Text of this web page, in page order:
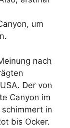
um
nach
Der von
Canyon im
in
bis Ocker.